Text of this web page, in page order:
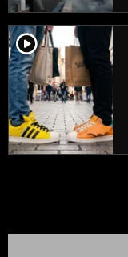
player2